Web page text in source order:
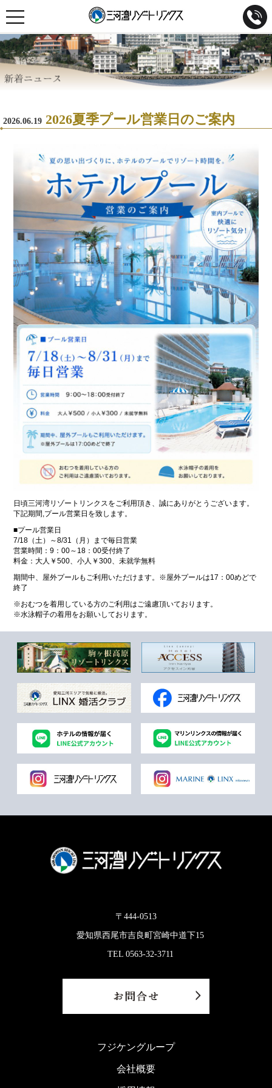
宿泊プラン お部屋
お食事 パーティー・ご宴席
温泉 施設案内
MALINELINX デジタルイベント
観光情報 アクセス
空室検索
会員様宿泊予約ログイン 会員権について
よくあるご質問 お問い合わせ
〒444-0513
愛知県西尾市吉良町宮崎中道下15
TEL:0563-32-3711
2026.06.19 2026夏季プール営業日のご案内
日頃三河湾リゾートリンクスをご利用頂き、誠にありがとうございます。
下記期間,プール営業日を致します。
■プール営業日
7/18（土）～8/31（月）まで毎日営業
営業時間：9：00～18：00受付終了
料金：大人￥500、小人￥300、未就学無料
期間中、屋外プールもご利用いただけます。※屋外プールは17：00めどで
終了
※おむつを着用している方のご利用はご遠慮頂いております。
※水泳帽子の着用をお願いしております。
〒444-0513
愛知県西尾市吉良町宮崎中道下15
TEL 0563-32-3711
フジケングループ
会社概要